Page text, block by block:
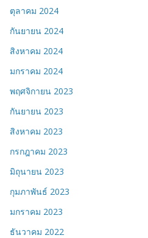
ตุลาคม 2024
กันยายน 2024
สิงหาคม 2024
มกราคม 2024
พฤศจิกายน 2023
กันยายน 2023
สิงหาคม 2023
กรกฎาคม 2023
มิถุนายน 2023
กุมภาพันธ์ 2023
มกราคม 2023
ธันวาคม 2022